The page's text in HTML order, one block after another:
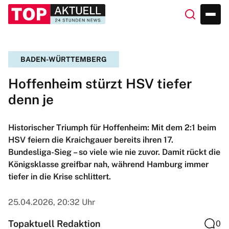
BADEN-WÜRTTEMBERG
Hoffenheim stürzt HSV tiefer
denn je
Historischer Triumph für Hoffenheim: Mit dem 2:1 beim
HSV feiern die Kraichgauer bereits ihren 17.
Bundesliga-Sieg – so viele wie nie zuvor. Damit rückt die
Königsklasse greifbar nah, während Hamburg immer
tiefer in die Krise schlittert.
25.04.2026, 20:32 Uhr
Topaktuell Redaktion 0